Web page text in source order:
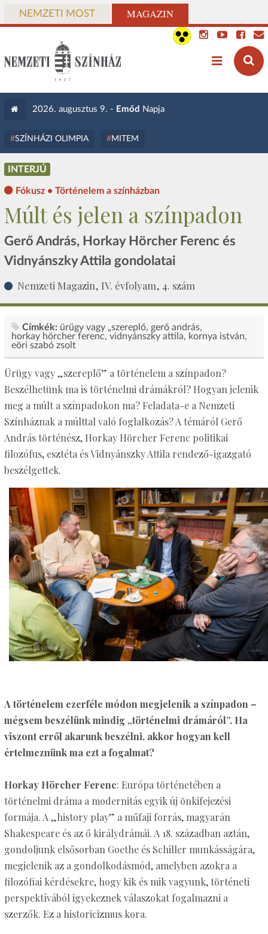
NEMZETI MOST MAGAZIN
2026. augusztus 9. - Emőd Napja
SZÍNHÁZI OLIMPIA MITEM
INTERJÚ
Fókusz • Történelem a színházban
Múlt és jelen a színpadon
Gerő András, Horkay Hörcher Ferenc és
Vidnyánszky Attila gondolatai
Nemzeti Magazin, IV. évfolyam, 4. szám
Címkék: ürügy vagy „szereplő gerő andrás
horkay hörcher ferenc vidnyánszky attila
kornya istván
eöri szabó zsolt
Ürügy vagy „szereplő” a történelem a színpadon?
Beszélhetünk ma is történelmi drámákról? Hogyan jelenik
meg a múlt a színpadokon ma? Feladata-e a Nemzeti
Színháznak a múlttal való foglalkozás? A témáról Gerő
András történész, Horkay Hörcher Ferenc politikai
filozófus, esztéta és Vidnyánszky Attila rendező-igazgató
beszélgettek.
A történelem ezerféle módon megjelenik a színpadon –
mégsem beszélünk mindig „történelmi drámáról”. Ha
viszont erről akarunk beszélni, akkor hogyan kell
értelmeznünk ma ezt a fogalmat?
Horkay Hörcher Ferenc: Európa történetében a
történelmi dráma a modernitás egyik új önkifejezési
formája. A „history play” a műfaji forrás, magyarán
Shakespeare és az ő királydrámái. A 18. században aztán,
gondoljunk elsősorban Goethe és Schiller munkásságára,
megjelenik az a gondolkodásmód, amelyben azokra a
filozófiai kérdésekre, hogy kik és mik vagyunk, történeti
perspektívából igyekeznek válaszokat fogalmazni a
szerzők. Ez a historicizmus kora.